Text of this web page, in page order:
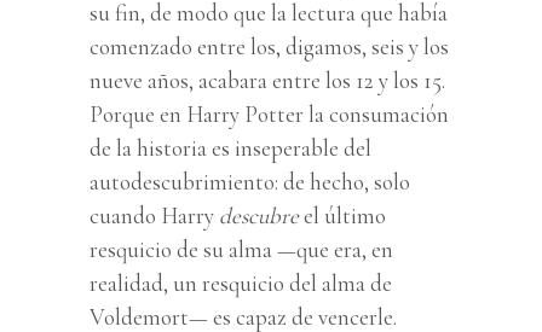
su fin, de modo que la lectura que había
comenzado entre los, digamos, seis y los
nueve años, acabara entre los 12 y los 15.
Porque en Harry Potter la consumación
de la historia es inseperable del
autodescubrimiento: de hecho, solo
cuando Harry descubreel último
resquicio de su alma —que era, en
realidad, un resquicio del alma de
Voldemort— es capaz de vencerle.